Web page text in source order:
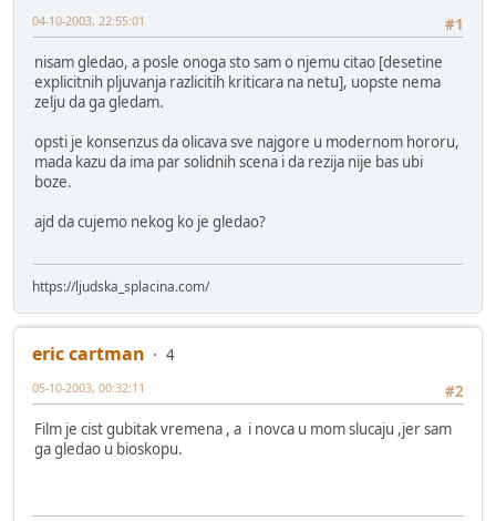
#1
04-10-2003, 22:55:01
nisam gledao, a posle onoga sto sam o njemu citao [desetine
explicitnih pljuvanja razlicitih kriticara na netu], uopste nema
zelju da ga gledam.
opsti je konsenzus da olicava sve najgore u modernom hororu,
mada kazu da ima par solidnih scena i da rezija nije bas ubi
boze.
ajd da cujemo nekog ko je gledao?
https://ljudska_splacina.com/
eric cartman
4
#2
05-10-2003, 00:32:11
Film je cist gubitak vremena , a i novca u mom slucaju ,jer sam
ga gledao u bioskopu.